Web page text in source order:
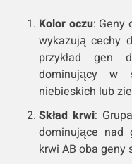
Kolor oczu: Geny
wykazują cechy
przykład gen
dominujący w
niebieskich lub
Skład krwi:
dominujące nad
krwi AB oba geny